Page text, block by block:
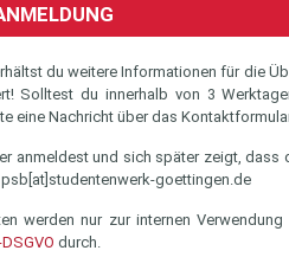
du weitere Informationen für die
Solltest du innerhalb von 3
eine Nachricht über das
anmeldest und sich später zeigt,
goettingen.de
werden nur zur internen
durch.